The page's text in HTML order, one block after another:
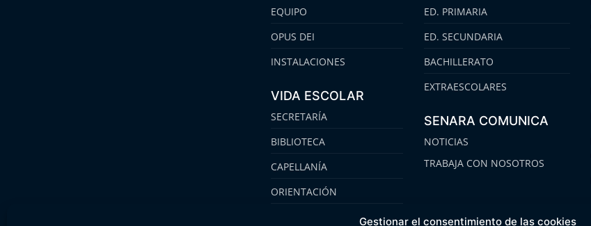
Gestionar el consentimiento de las cookies
EQUIPO
OPUS DEI
INSTALACIONES
VIDA ESCOLAR
SECRETARÍA
BIBLIOTECA
CAPELLANÍA
ORIENTACIÓN
ED. PRIMARIA
ED. SECUNDARIA
BACHILLERATO
EXTRAESCOLARES
SENARA COMUNICA
NOTICIAS
TRABAJA CON NOSOTROS